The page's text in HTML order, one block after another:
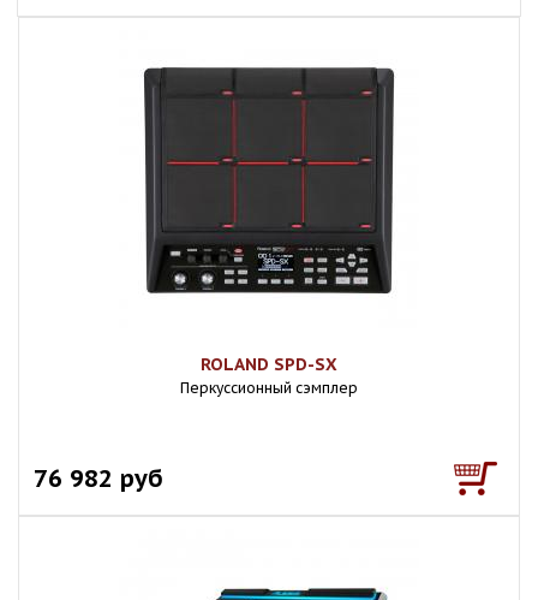
ROLAND SPD-SX
Перкуссионный сэмплер
76 982 руб